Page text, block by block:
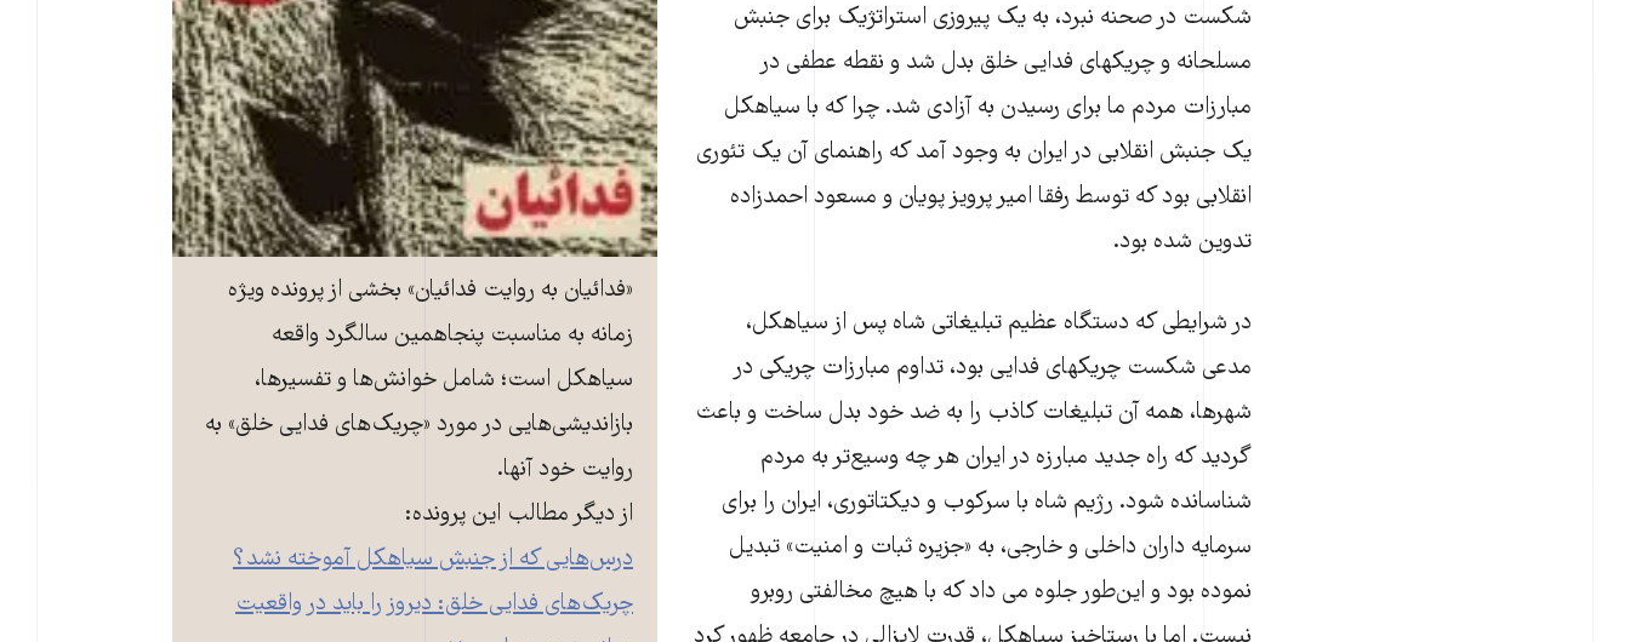
«فدائیان به روایت فدائیان» بخشی از پرونده ویژه
زمانه به مناسبت پنجاهمین سالگرد واقعه
سیاهکل است؛ شامل خوانش‌ها و تفسیرها،
بازاندیشی‌هایی در مورد «چریک‌های فدایی خلق» به
روایت خود آنها.
از دیگر مطالب این پرونده:
درس‌هایی که از جنبش سیاهکل آموخته نشد؟
چریک‌های فدایی خلق: دیروز را باید در واقعیت
شکست در صحنه نبرد، به یک پیروزی استراتژیک برای جنبش
مسلحانه و چریکهای فدایی خلق بدل شد و نقطه عطفی در
مبارزات مردم ما برای رسیدن به آزادی شد. چرا که با سیاهکل
یک جنبش انقلابی در ایران به وجود آمد که راهنمای آن یک تئوری
انقلابی بود که توسط رفقا امیر پرویز پویان و مسعود احمدزاده
تدوین شده بود.
در شرایطی که دستگاه عظیم تبلیغاتی شاه پس از سیاهکل،
مدعی شکست چریکهای فدایی بود، تداوم مبارزات چریکی در
شهرها، همه آن تبلیغات کاذب را به ضد خود بدل ساخت و باعث
گردید که راه جدید مبارزه در ایران هر چه وسیع‌تر به مردم
شناسانده شود. رژیم شاه با سرکوب و دیکتاتوری، ایران را برای
سرمایه داران داخلی و خارجی، به «جزیره ثبات و امنیت» تبدیل
نموده بود و این‌طور جلوه می داد که با هیچ مخالفتی روبرو